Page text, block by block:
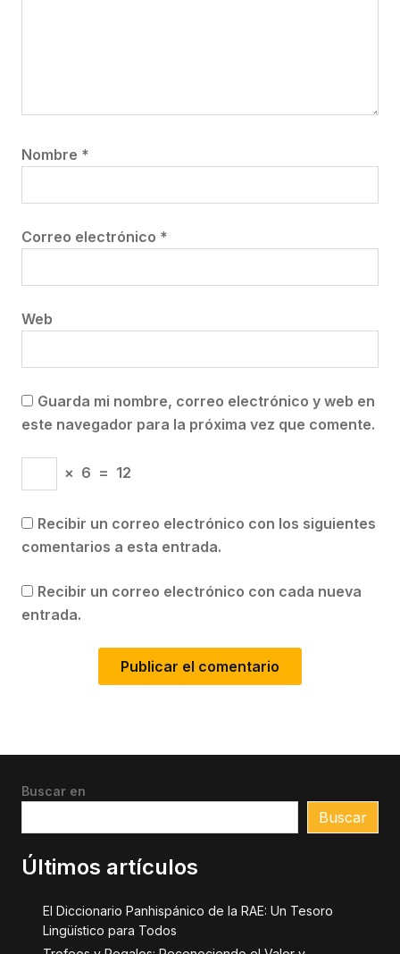
Nombre *
Correo electrónico *
Web
Guarda mi nombre, correo electrónico y web en
este navegador para la próxima vez que comente.
× 6 = 12
Recibir un correo electrónico con los siguientes
comentarios a esta entrada.
Recibir un correo electrónico con cada nueva
entrada.
Buscar en
Buscar
Últimos artículos
El Diccionario Panhispánico de la RAE: Un Tesoro
Lingüístico para Todos